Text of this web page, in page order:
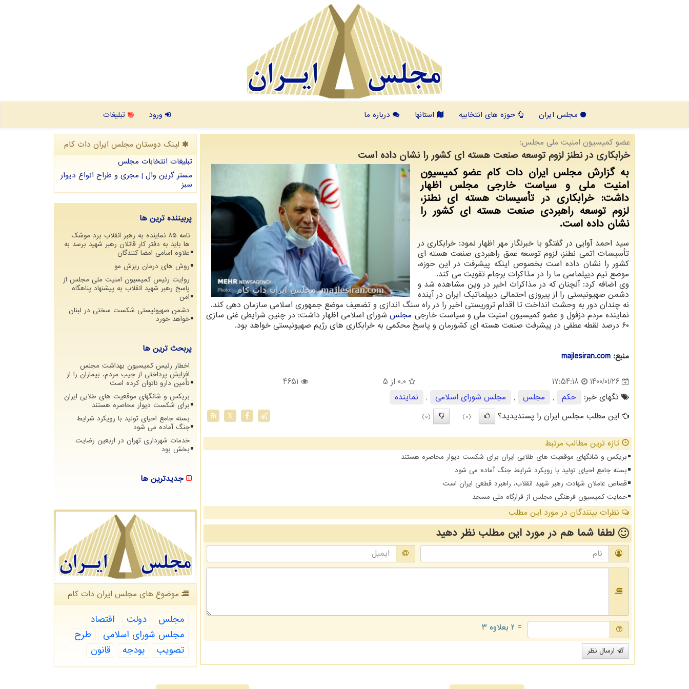
مجلس ایران حوزه های انتخابیه استانها درباره ما ورود تبلیغات
عضو كمیسیون امنیت ملی مجلس:
خرابكاری در نطنز لزوم توسعه صنعت هسته ای كشور را نشان داده است
به گزارش مجلس ایران دات کام عضو کمیسیون
امنیت ملی و سیاست خارجی مجلس اظهار
داشت: خرابکاری در تأسیسات هسته ای نطنز،
لزوم توسعه راهبردی صنعت هسته ای کشور را
نشان داده است.
سید احمد آوایی در گفتگو با خبرنگار مهر اظهار نمود: خرابکاری در
تأسیسات اتمی نطنز، لزوم توسعه عمق راهبردی صنعت هسته ای
کشور را نشان داده است بخصوص اینکه پیشرفت در این حوزه،
موضع تیم دیپلماسی ما را در مذاکرات برجام تقویت می کند.
وی اضافه کرد: آنچنان که در مذاکرات اخیر در وین مشاهده شد و
دشمن صهیونیستی را از پیروزی احتمالی دیپلماتیک ایران در آینده
نه چندان دور به وحشت انداخت تا اقدام تروریستی اخیر را در راه سنگ اندازی و تضعیف موضع جمهوری اسلامی سازمان دهی کند.
نماینده مردم دزفول و عضو کمیسیون امنیت ملی و سیاست خارجی مجلسشورای اسلامی اظهار داشت: در چنین شرایطی غنی سازی
۶۰ درصد نقطه عطفی در پیشرفت صنعت هسته ای کشورمان و پاسخ محکمی به خرابکاری های رژیم صهیونیستی خواهد بود.
منبع: majlesiran.com
1400/01/26
17:54:18
0.0 از 5
4651
تگهای خبر:
حكم , مجلس , مجلس شورای اسلامی ,
نماینده
این مطلب مجلس ایران را پسندیدید؟
(0)
(0)
X
تازه ترین مطالب مرتبط
بریکس و شانگهای موقعیت های طلایی ایران برای شکست دیوار محاصره هستند
بسته جامع احیای تولید با رویکرد شرایط جنگ آماده می شود
قصاص عاملان شهادت رهبر شهید انقلاب، راهبرد قطعی ایران است
حمایت کمیسیون فرهنگی مجلس از قرارگاه ملی مسجد
نظرات بینندگان در مورد این مطلب
لطفا شما هم در مورد این مطلب نظر دهید
= ۲ بعلاوه ۳
ارسال نظر
لینک دوستان مجلس ایران دات كام
تبلیغات انتخابات مجلس
مستر گرین وال | مجری و طراح انواع دیوار
سبز
پربیننده ترین ها
نامه ۸۵ نماینده به رهبر انقلاب برد موشک
ها باید به دفتر کار قاتلان رهبر شهید برسد به
علاوه اسامی امضا کنندگان
روش های درمان ریزش مو
روایت رئیس کمیسیون امنیت ملی مجلس از
پاسخ رهبر شهید انقلاب به پیشنهاد پناهگاه
امن
دشمن صهیونیستی شکست سختی در لبنان
خواهد خورد
پربحث ترین ها
اخطار رئیس کمیسیون بهداشت مجلس
افزایش پرداختی از جیب مردم، بیماران را از
تأمین دارو ناتوان کرده است
بریکس و شانگهای موقعیت های طلایی ایران
برای شکست دیوار محاصره هستند
بسته جامع احیای تولید با رویکرد شرایط
جنگ آماده می شود
خدمات شهرداری تهران در اربعین رضایت
بخش بود
جدیدترین ها
موضوع های مجلس ایران دات كام
مجلس دولت
اقتصاد
مجلس شورای اسلامی
طرح
تصویب
بودجه قانون